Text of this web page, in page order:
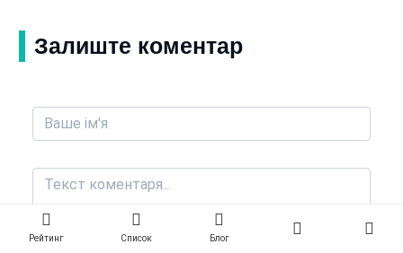
Залиште коментар
Рейтинг Список Блог